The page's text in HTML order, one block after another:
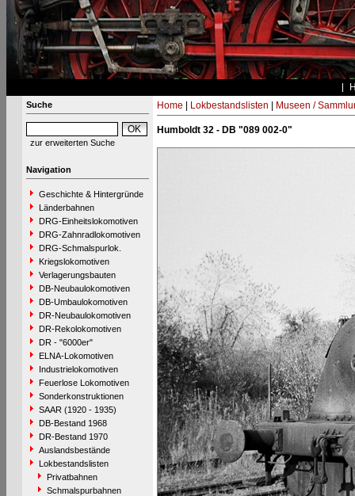
Suche
zur erweiterten Suche
Navigation
Geschichte & Hintergründe
Länderbahnen
DRG-Einheitslokomotiven
DRG-Zahnradlokomotiven
DRG-Schmalspurlok.
Kriegslokomotiven
Verlagerungsbauten
DB-Neubaulokomotiven
DB-Umbaulokomotiven
DR-Neubaulokomotiven
DR-Rekolokomotiven
DR - "6000er"
ELNA-Lokomotiven
Industrielokomotiven
Feuerlose Lokomotiven
Sonderkonstruktionen
SAAR (1920 - 1935)
DB-Bestand 1968
DR-Bestand 1970
Auslandsbestände
Lokbestandslisten
Privatbahnen
Schmalspurbahnen
Home Lokbestandslisten Museen /
Humboldt 32 - DB "089 002-0"